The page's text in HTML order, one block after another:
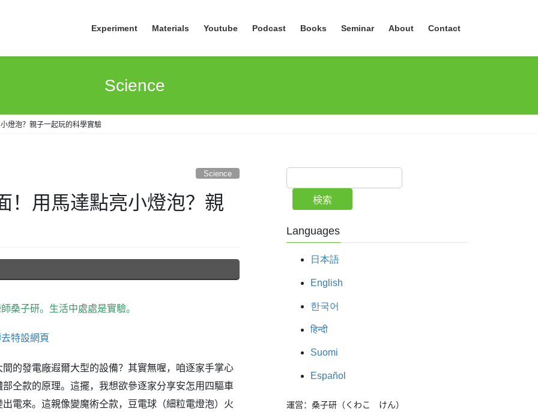
Experiment Materials Youtube Podcast Books Seminar About Contact
Science
燈泡？親子一起玩的科學實驗
Science
！用馬達點亮小燈泡？親
桑子研。生活中處處是實驗。
特設網頁
的發電廠遐爾大型的設備？其實無喔，咱逐家手掌心
仝款的原理。這擺，我想欲參逐家分享安怎用四驅車
電來。這親像變魔術仝款，豆電球（細粒電燈泡）火
検索
Languages
日本語
English
한국어
हिन्दी
Suomi
Español
運営：桑子研（くわこ　けん）